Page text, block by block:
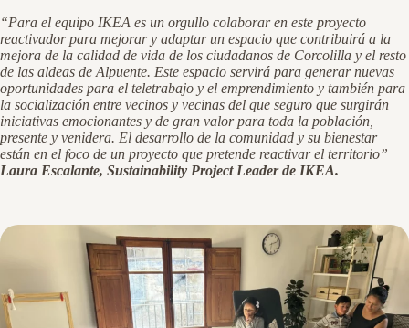
“Para el equipo IKEA es un orgullo colaborar en este proyecto
reactivador para mejorar y adaptar un espacio que contribuirá a la
mejora de la calidad de vida de los ciudadanos de Corcolilla y el resto
de las aldeas de Alpuente. Este espacio servirá para generar nuevas
oportunidades para el teletrabajo y el emprendimiento y también para
la socialización entre vecinos y vecinas del que seguro que surgirán
iniciativas emocionantes y de gran valor para toda la población,
presente y venidera. El desarrollo de la comunidad y su bienestar
están en el foco de un proyecto que pretende reactivar el territorio”
Laura Escalante, Sustainability Project Leader de IKEA.